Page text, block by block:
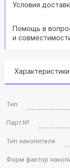
Условия
Помощь в
и
Характеристики
Тип
Парт.№
Тип накопителя
Форм фактор